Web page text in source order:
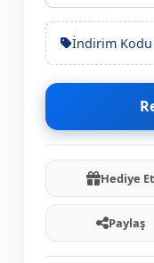
İndirim Kodu
Hediye Et
Paylaş